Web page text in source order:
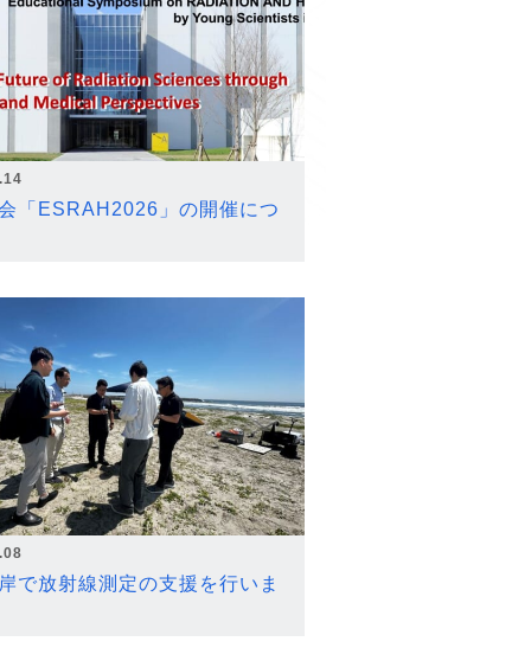
「ESRAH2026」の開催につ
で放射線測定の支援を行いま